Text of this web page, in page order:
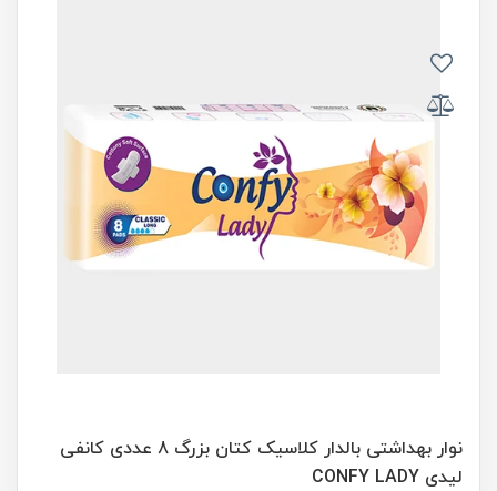
نوار بهداشتی بالدار کلاسیک کتان بزرگ 8 عددی کانفی
لیدی CONFY LADY